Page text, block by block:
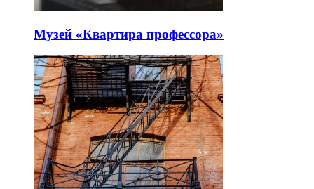
Музей «Квартира профессора»